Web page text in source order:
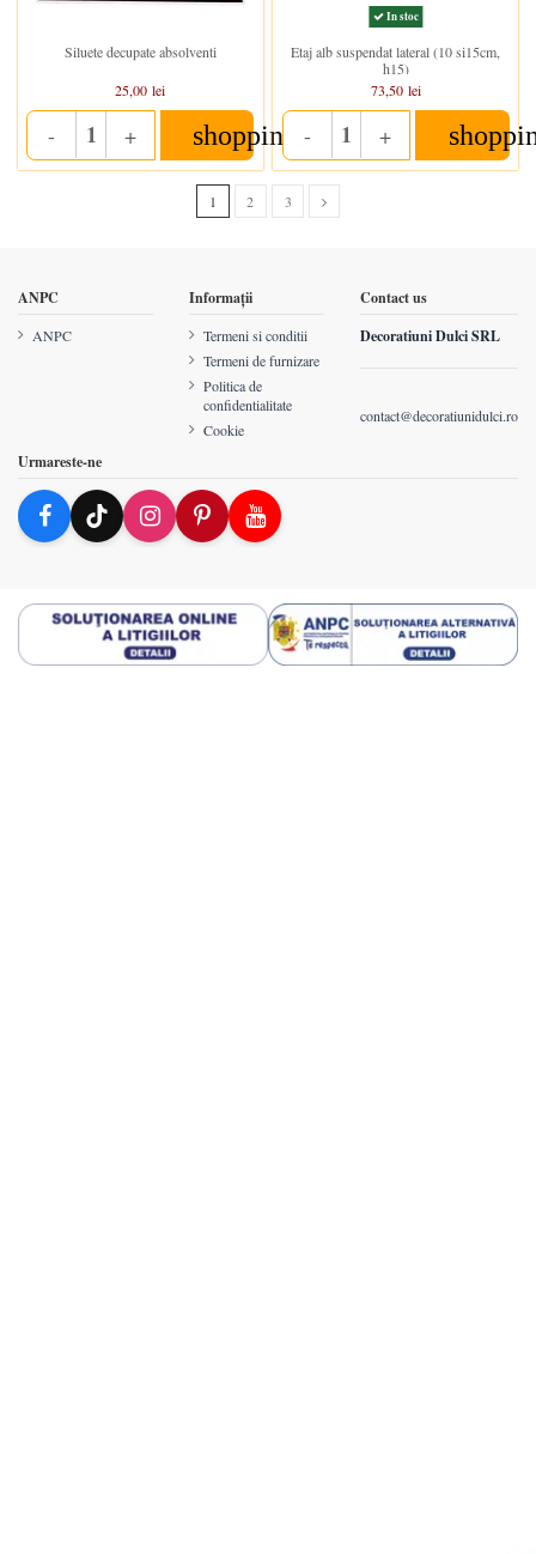
Siluete decupate absolventi
25,00 lei
- Quantity
+ shopping_cart
In stoc
Etaj alb suspendat lateral (10 si15cm,
h15)
73,50 lei
- Quantity
+
1 2 3
ANPC
ANPC
Informații
Termeni si conditii
Termeni de furnizare
Politica de
confidentialitate
Cookie
Contact us
Decoratiuni Dulci SRL
contact@decoratiunidulci.ro
Urmareste-ne